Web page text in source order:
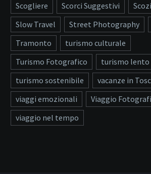
Scogliere
Scorci Suggestivi
Slow Travel
Street Photography
Tramonto
turismo culturale
Turismo Fotografico
turismo lento
turismo sostenibile
vacanze in
viaggi emozionali
Viaggio
viaggio nel tempo